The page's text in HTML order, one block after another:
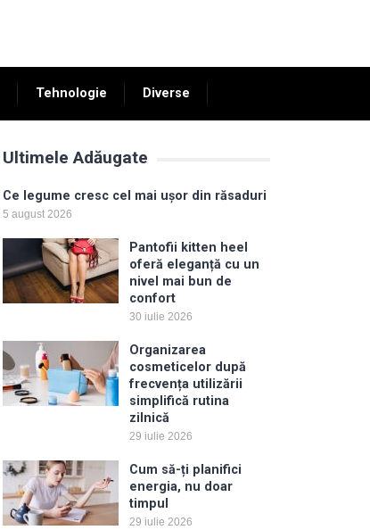
Tehnologie Diverse
Ultimele Adăugate
Ce legume cresc cel mai ușor din răsaduri
5 august 2026
Pantofii kitten heel
oferă eleganță cu un
nivel mai bun de
confort
30 iulie 2026
Organizarea
cosmeticelor după
frecvența utilizării
simplifică rutina
zilnică
29 iulie 2026
Cum să-ți planifici
energia, nu doar
timpul
29 iulie 2026